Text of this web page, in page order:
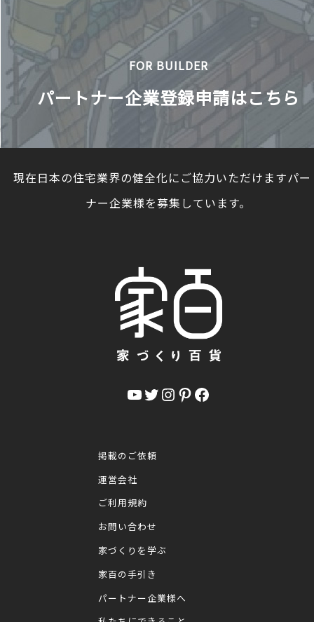
FOR BUILDER
パートナー企業登録申請はこちら
現在日本の住宅業界の健全化にご協力いただけますパ
ナー企業様を募集しています。
YouTube Twitter InstagramPinterest Facebook
掲載のご依頼
運営会社
ご利用規約
お問い合わせ
家づくりを学ぶ
家百の手引き
パートナー企業様へ